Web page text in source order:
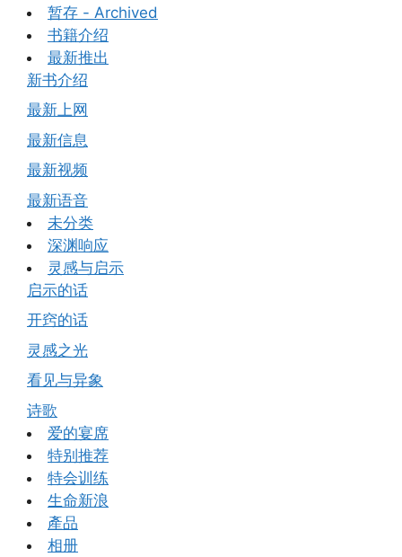
暂存 - Archived
书籍介绍
最新推出
新书介绍
最新上网
最新信息
最新视频
最新语音
未分类
深渊响应
灵感与启示
启示的话
开窍的话
灵感之光
看见与异象
诗歌
爱的宴席
特别推荐
特会训练
生命新浪
產品
相册